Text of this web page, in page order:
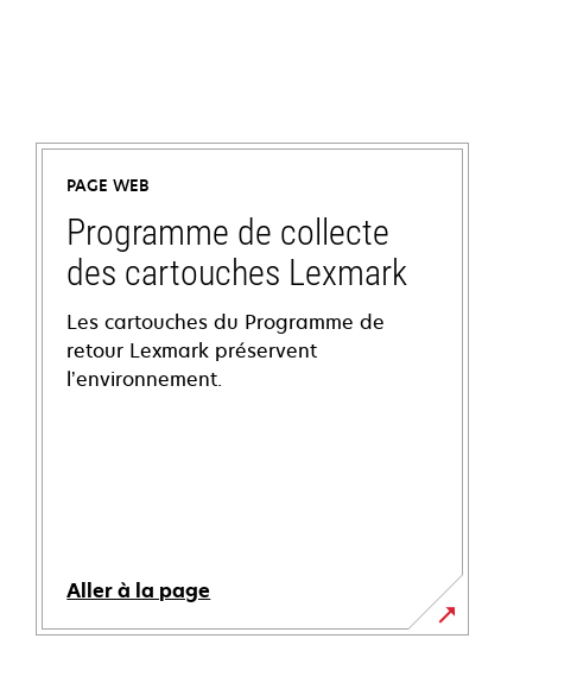
PAGE WEB
Programme de collecte
des cartouches Lexmark
Les cartouches du Programme de
retour Lexmark préservent
l’environnement.
Aller à la page